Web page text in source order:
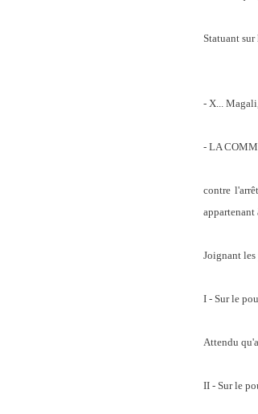
Statuant sur
- X...
- LA
contre
appartenant
Joignant
I - Sur le
Attendu
II - Sur le